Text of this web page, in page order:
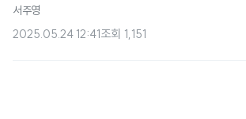
서주영
2025.05.24 12:41조회 1,151